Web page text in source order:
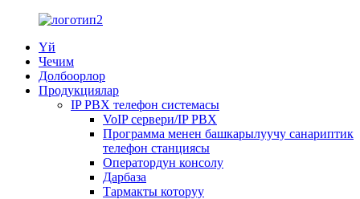
Үй
Чечим
Долбоорлор
Продукциялар
IP PBX телефон системасы
VoIP сервери/IP PBX
Программа менен башкарылуучу санариптик
телефон станциясы
Оператордун консолу
Дарбаза
Тармакты которуу